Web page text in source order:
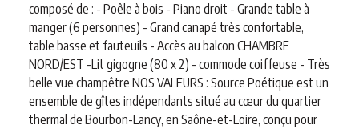
composé de : - Poêle à bois - Piano droit - Grande table à
manger (6 personnes) - Grand canapé très confortable,
table basse et fauteuils - Accès au balcon CHAMBRE
NORD/EST -Lit gigogne (80 x 2) - commode coiffeuse - Très
belle vue champêtre NOS VALEURS : Source Poétique est un
ensemble de gîtes indépendants situé au cœur du quartier
thermal de Bourbon-Lancy, en Saône-et-Loire, conçu pour